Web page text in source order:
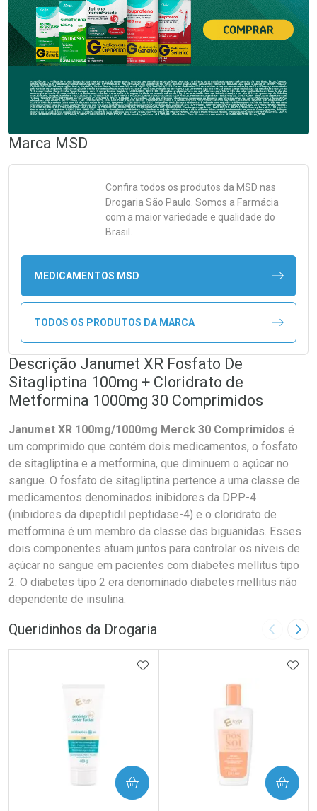
Marca MSD
Confira todos os produtos da MSD nas
Drogaria São Paulo. Somos a Farmácia
com a maior variedade e qualidade do
Brasil.
MEDICAMENTOS MSD
TODOS OS PRODUTOS DA MARCA
Descrição Janumet XR Fosfato De
Sitagliptina 100mg + Cloridrato de
Metformina 1000mg 30 Comprimidos
Janumet XR 100mg/1000mg Merck 30 Comprimidos é
um comprimido que contém dois medicamentos, o fosfato
de sitagliptina e a metformina, que diminuem o açúcar no
sangue. O fosfato de sitagliptina pertence a uma classe de
medicamentos denominados inibidores da DPP-4
(inibidores da dipeptidil peptidase-4) e o cloridrato de
metformina é um membro da classe das biguanidas. Esses
dois componentes atuam juntos para controlar os níveis de
açúcar no sangue em pacientes com diabetes mellitus tipo
2. O diabetes tipo 2 era denominado diabetes mellitus não
dependente de insulina.
Queridinhos da Drogaria Imagem
ADICIONAR AOS FAVORITOS
COMPRAR COMPRAR